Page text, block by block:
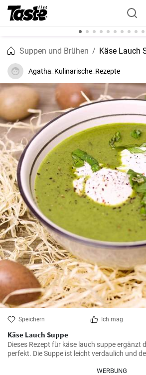
Suppen und Brühen Käse Lauch
Agatha_Kulinarische_Rezepte
Speichern Ich mag
Käse Lauch Suppe
Dieses Rezept für käse lauch suppe ergänzt
perfekt. Die Suppe ist leicht verdaulich und
WERBUNG